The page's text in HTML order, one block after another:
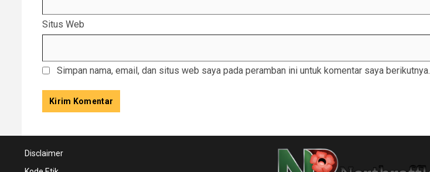
Situs Web
Simpan nama, email, dan situs web saya pada peramban ini untuk komentar saya berikutnya.
Disclaimer